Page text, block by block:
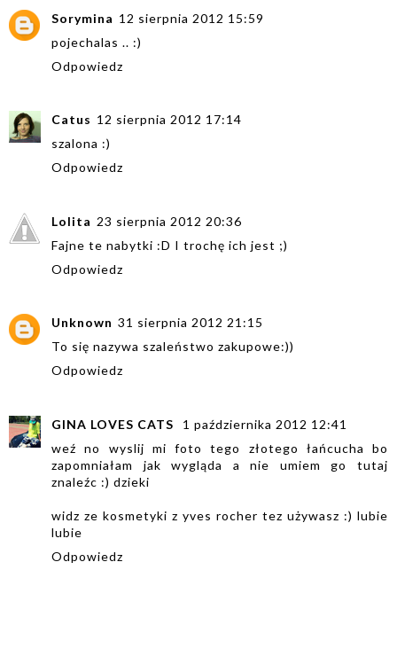
Sorymina 12 sierpnia 2012 15:59
pojechalas .. :)
Odpowiedz
Catus 12 sierpnia 2012 17:14
szalona :)
Odpowiedz
Lolita 23 sierpnia 2012 20:36
Fajne te nabytki :D I trochę ich jest ;)
Odpowiedz
Unknown 31 sierpnia 2012 21:15
To się nazywa szaleństwo zakupowe:))
Odpowiedz
GINA LOVES CATS
1 października 2012 12:41
weź no wyslij mi foto tego złotego łańcucha bo
zapomniałam jak wygląda a nie umiem go tutaj
znaleźc :) dzieki
widz ze kosmetyki z yves rocher tez używasz :) lubie
lubie
Odpowiedz